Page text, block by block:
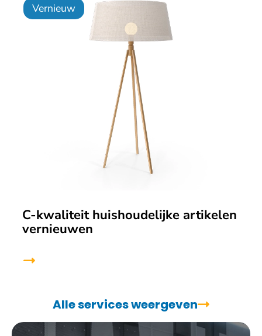
Vernieuw
C-kwaliteit huishoudelijke artikelen
vernieuwen
Alle services weergeven